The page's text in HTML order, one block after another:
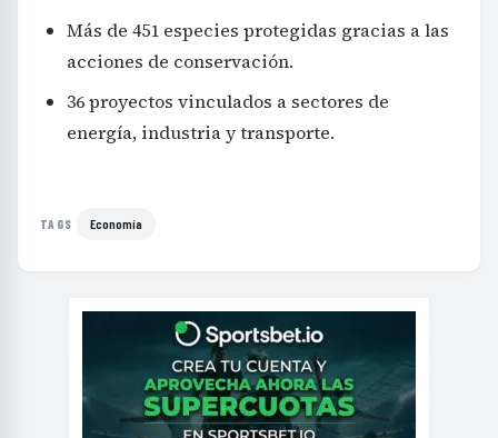
Más de 451 especies protegidas gracias a las
acciones de conservación.
36 proyectos vinculados a sectores de
energía, industria y transporte.
TAGS Economía